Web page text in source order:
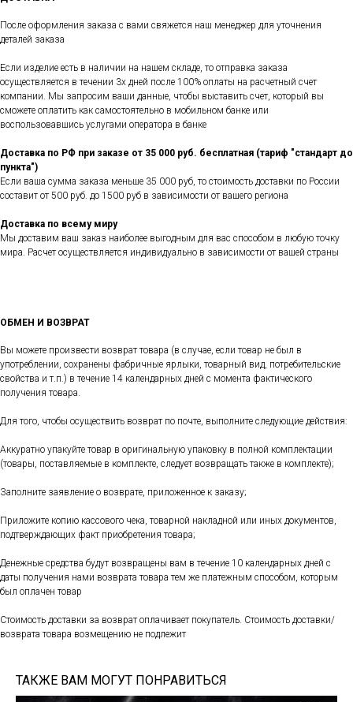
После оформления заказа с вами свяжется наш менеджер для уточнения
деталей заказа
Если изделие есть в наличии на нашем складе, то отправка заказа
осуществляется в течении 3х дней после 100% оплаты на расчетный счет
компании. Мы запросим ваши данные, чтобы выставить счет, который вы
сможете оплатить как самостоятельно в мобильном банке или
воспользовавшись услугами оператора в банке
Доставка по РФ при заказе от 35 000 руб. бесплатная (тариф "стандарт до
пункта")
Если ваша сумма заказа меньше 35 000 руб, то стоимость доставки по России
составит от 500 руб. до 1500 руб в зависимости от вашего региона
Доставка по всему миру
Мы доставим ваш заказ наиболее выгодным для вас способом в любую точку
мира. Расчет осуществляется индивидуально в зависимости от вашей страны
ОБМЕН И ВОЗВРАТ
Вы можете произвести возврат товара (в случае, если товар не был в
употреблении, сохранены фабричные ярлыки, товарный вид, потребительские
свойства и т.п.) в течение 14 календарных дней с момента фактического
получения товара.
Для того, чтобы осуществить возврат по почте, выполните следующие действия:
Аккуратно упакуйте товар в оригинальную упаковку в полной комплектации
(товары, поставляемые в комплекте, следует возвращать также в комплекте);
Заполните заявление о возврате, приложенное к заказу;
Приложите копию кассового чека, товарной накладной или иных документов,
подтверждающих факт приобретения товара;
Денежные средства будут возвращены вам в течение 10 календарных дней с
даты получения нами возврата товара тем же платежным способом, которым
был оплачен товар
Стоимость доставки за возврат оплачивает покупатель. Стоимость доставки/
возврата товара возмещению не подлежит
ТАКЖЕ ВАМ МОГУТ ПОНРАВИТЬСЯ